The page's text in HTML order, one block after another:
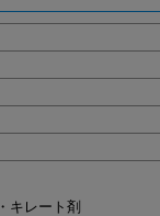
キレート剤